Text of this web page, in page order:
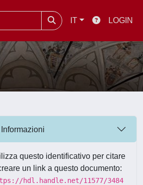
IT LOGIN
Informazioni
questo identificativo per citare
un link a questo documento:
hdl.handle.net/11577/3484